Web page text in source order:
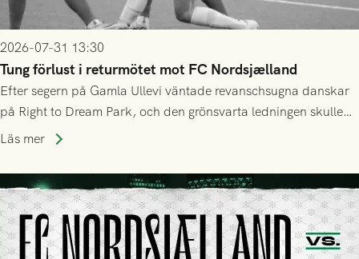
2026-07-31 13:30
Tung förlust i returmötet mot FC Nordsjælland
Efter segern på Gamla Ullevi väntade revanschsugna danskar
på Right to Dream Park, och den grönsvarta ledningen skulle
upphöra efter mindre än kvarten spelad. På lika mark visade
tennissiffror och det grönsvarta europaäventyret tog slut.
Läs mer